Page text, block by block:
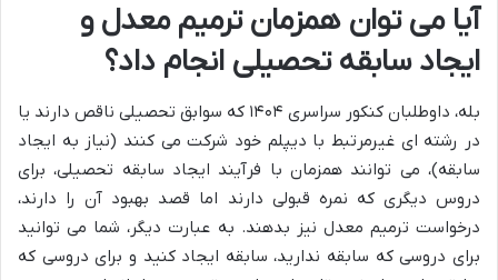
آیا می توان همزمان ترمیم معدل و
ایجاد سابقه تحصیلی انجام داد؟
بله، داوطلبان کنکور سراسری ۱۴۰۴ که سوابق تحصیلی ناقص دارند یا
در رشته ای غیرمرتبط با دیپلم خود شرکت می کنند (نیاز به ایجاد
سابقه)، می توانند همزمان با فرآیند ایجاد سابقه تحصیلی، برای
دروس دیگری که نمره قبولی دارند اما قصد بهبود آن را دارند،
درخواست ترمیم معدل نیز بدهند. به عبارت دیگر، شما می توانید
برای دروسی که سابقه ندارید، سابقه ایجاد کنید و برای دروسی که